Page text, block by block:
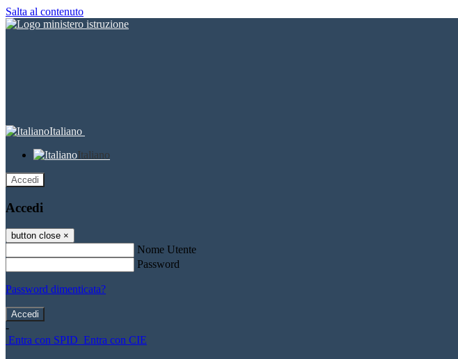
Salta al contenuto
Italiano
Italiano
Accedi
Accedi
button close ×
Nome Utente
Password
Password dimenticata?
-
Entra con SPID Entra con CIE